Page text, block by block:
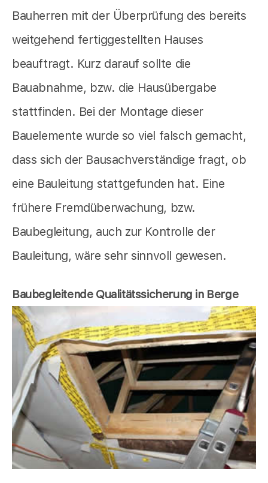
Bauherren mit der Überprüfung des bereits
weitgehend fertiggestellten Hauses
beauftragt. Kurz darauf sollte die
Bauabnahme, bzw. die Hausübergabe
stattfinden. Bei der Montage dieser
Bauelemente wurde so viel falsch gemacht,
dass sich der Bausachverständige fragt, ob
eine Bauleitung stattgefunden hat. Eine
frühere Fremdüberwachung, bzw.
Baubegleitung, auch zur Kontrolle der
Bauleitung, wäre sehr sinnvoll gewesen.
Baubegleitende Qualitätssicherung in Berge